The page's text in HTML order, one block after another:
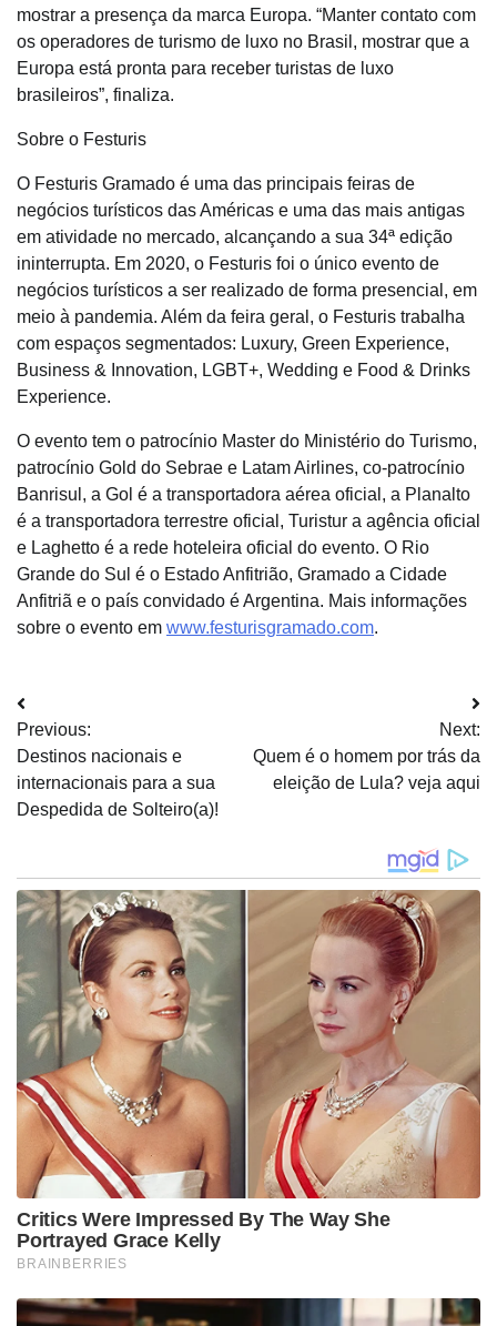
mostrar a presença da marca Europa. “Manter contato com
os operadores de turismo de luxo no Brasil, mostrar que a
Europa está pronta para receber turistas de luxo
brasileiros”, finaliza.
Sobre o Festuris
O Festuris Gramado é uma das principais feiras de
negócios turísticos das Américas e uma das mais antigas
em atividade no mercado, alcançando a sua 34ª edição
ininterrupta. Em 2020, o Festuris foi o único evento de
negócios turísticos a ser realizado de forma presencial, em
meio à pandemia. Além da feira geral, o Festuris trabalha
com espaços segmentados: Luxury, Green Experience,
Business & Innovation, LGBT+, Wedding e Food & Drinks
Experience.
O evento tem o patrocínio Master do Ministério do Turismo,
patrocínio Gold do Sebrae e Latam Airlines, co-patrocínio
Banrisul, a Gol é a transportadora aérea oficial, a Planalto
é a transportadora terrestre oficial, Turistur a agência oficial
e Laghetto é a rede hoteleira oficial do evento. O Rio
Grande do Sul é o Estado Anfitrião, Gramado a Cidade
Anfitriã e o país convidado é Argentina. Mais informações
sobre o evento em www.festurisgramado.com.
Navegação
de
Post
Previous:
Destinos nacionais e
internacionais para a sua
Despedida de Solteiro(a)!
Next:
Quem é o homem por trás da
eleição de Lula? veja aqui